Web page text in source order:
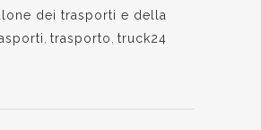
dei trasporti e della
trasporto truck24